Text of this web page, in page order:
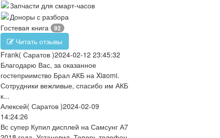
Запчасти для смарт-часов
Доноры с разбора
Гостевая книга
92
Читать отзывы
Frank( Саратов )2024-02-12 23:45:32
Благодарю Вас, за оказанное
гостеприимство Брал АКБ на Xiaomi.
Сотрудники вежливые, спасибо им АКБ
к...
Алексей( Саратов )2024-02-09
14:24:26
Вс супер Купил дисплей на Самсунг А7